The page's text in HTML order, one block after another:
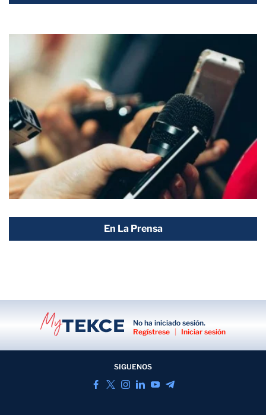
En La Prensa
No ha iniciado sesión.
Regístrese
Iniciar sesión
SIGUENOS